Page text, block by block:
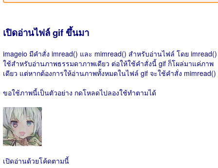
เปิดอ่านไฟล์ gif ขึ้นมา
imageio มีคำสั่ง imread() และ mimread() สำหรับอ่านไฟล์ โดย imread()
ใช้สำหรับอ่านภาพธรรมดาภาพเดียว ต่อให้ใช้คำสั่งนี้ gif ก็โผล่มาแค่ภาพ
เดียว แต่หากต้องการให้อ่านภาพทั้งหมดในไฟล์ gif จะใช้คำสั่ง mimread()
ขอใช้ภาพนี้เป็นตัวอย่าง กดโหลดไปลองใช้ทำตามได้
เปิดอ่านด้วยโค้ดตามนี้